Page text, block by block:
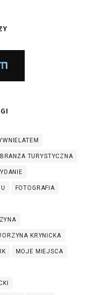
BRANŻA TURYSTYCZNA
FOTOGRAFIA
KRYNICKA
MOJE MIEJSCA